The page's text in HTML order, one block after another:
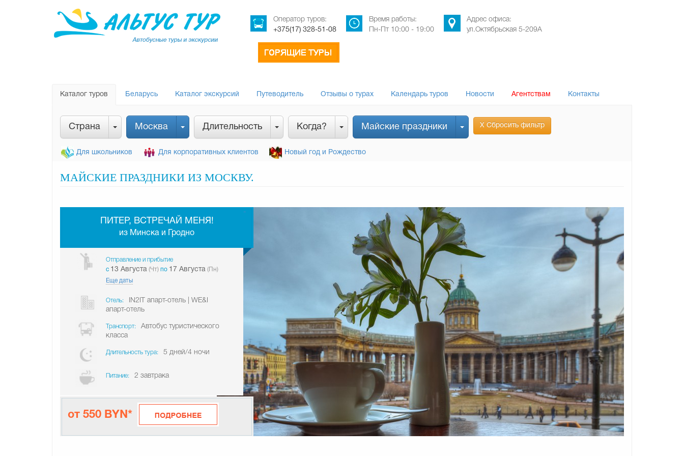
Оператор туров:
+375(17) 328-51-08
Время работы:
Пн-Пт 10:00 - 19:00
Адрес офиса:
ул.Октябрьская 5-209А
Каталог туров Беларусь Каталог экскурсий Путеводитель Отзывы о турах Календарь туров Новости Агентствам Контакты
Страна Москва Длительность Когда? Майские праздники Х Сбросить фильтр
Для школьников Для корпоративных клиентов Новый год и Рождество
МАЙСКИЕ ПРАЗДНИКИ ИЗ МОСКВУ.
ПИТЕР, ВСТРЕЧАЙ МЕНЯ!
из Минска и Гродно
Отправление и прибытие
c 13 Августа (Чт) по 17 Августа (Пн)
Еще даты
Отель:
IN2IT апарт-отель | WE&I
апарт-отель
Транспорт:
Автобус туристического
класса
Длительность тура: 5 дней/4 ночи
Питание: 2 завтрака
от 550 BYN*
-